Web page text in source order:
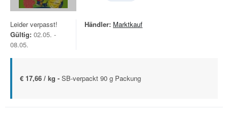
Leider verpasst!
Gültig: 02.05. -
08.05.
Händler: Marktkauf
€ 17,66 / kg - SB-verpackt 90 g Packung